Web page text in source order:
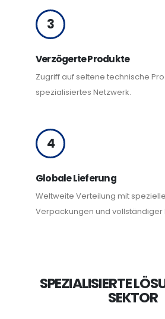
3
Verzögerte Produkte
Zugriff auf seltene technische
spezialisiertes Netzwerk.
4
Globale Lieferung
Weltweite Verteilung mit
Verpackungen und vollständiger
SPEZIALISIERTE
SEKTOR